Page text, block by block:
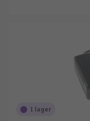
I lager